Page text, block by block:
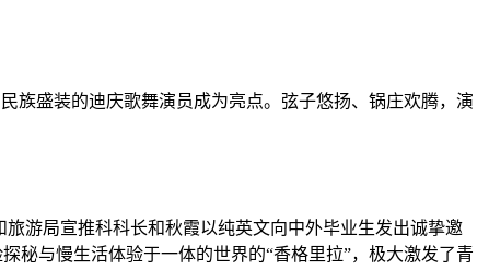
盛装的迪庆歌舞演员成为亮点。弦子悠扬、锅庄欢腾，演
游局宣推科科长和秋霞以纯英文向中外毕业生发出诚挚邀
秘与慢生活体验于一体的世界的“香格里拉”，极大激发了青